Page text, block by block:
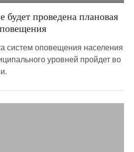
будет проведена плановая
систем оповещения населения
уровней пройдет во